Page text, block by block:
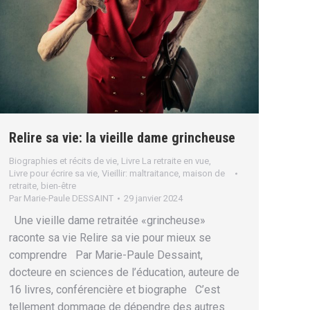
Relire sa vie: la vieille dame grincheuse
Biographies et récits de vie Livre La retraite en vue
Livre pour écrire sa vie Vieillir: maltraitance, maison de
retraite, bien-être
Par Marie-Paule DESSAINT 29 janvier 2024
Une vieille dame retraitée «grincheuse»
raconte sa vie Relire sa vie pour mieux se
comprendre Par Marie-Paule Dessaint,
docteure en sciences de l’éducation, auteure de
16 livres, conférencière et biographe C’est
tellement dommage de dépendre des autres